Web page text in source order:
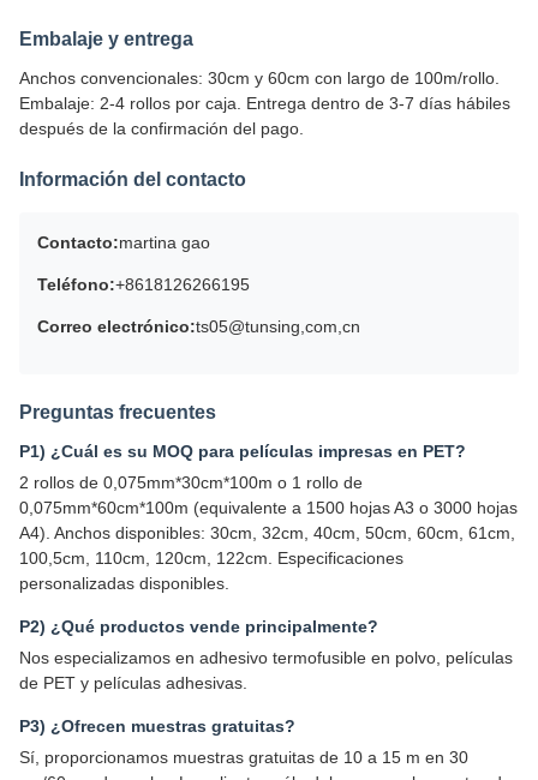
Embalaje y entrega
Anchos convencionales: 30cm y 60cm con largo de 100m/rollo.
Embalaje: 2-4 rollos por caja. Entrega dentro de 3-7 días hábiles
después de la confirmación del pago.
Información del contacto
Contacto:martina gao
Teléfono:+8618126266195
Correo electrónico:ts05@tunsing,com,cn
Preguntas frecuentes
P1) ¿Cuál es su MOQ para películas impresas en PET?
2 rollos de 0,075mm*30cm*100m o 1 rollo de
0,075mm*60cm*100m (equivalente a 1500 hojas A3 o 3000 hojas
A4). Anchos disponibles: 30cm, 32cm, 40cm, 50cm, 60cm, 61cm,
100,5cm, 110cm, 120cm, 122cm. Especificaciones
personalizadas disponibles.
P2) ¿Qué productos vende principalmente?
Nos especializamos en adhesivo termofusible en polvo, películas
de PET y películas adhesivas.
P3) ¿Ofrecen muestras gratuitas?
Sí, proporcionamos muestras gratuitas de 10 a 15 m en 30